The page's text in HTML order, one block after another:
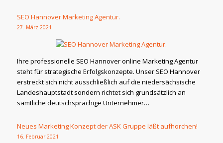
SEO Hannover Marketing Agentur.
27. März 2021
Ihre professionelle SEO Hannover online Marketing Agentur
steht für strategische Erfolgskonzepte. Unser SEO Hannover
erstreckt sich nicht ausschließlich auf die niedersächsische
Landeshauptstadt sondern richtet sich grundsätzlich an
sämtliche deutschsprachige Unternehmer…
Neues Marketing Konzept der ASK Gruppe läßt aufhorchen!
16. Februar 2021